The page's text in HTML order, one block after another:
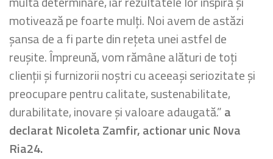
motivează pe foarte mulți. Noi avem de astăzi
șansa de a fi parte din rețeta unei astfel de
reușite. Împreună, vom rămâne alături de toți
clienții și furnizorii noștri cu aceeași seriozitate și
preocupare pentru calitate, sustenabilitate,
durabilitate, inovare și valoare adaugată.”a
declarat Nicoleta Zamfir, actionar unic Nova
Ria24.